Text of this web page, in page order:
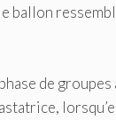
ballon
de